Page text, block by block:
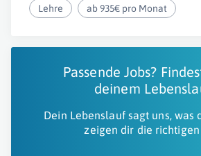
Lehre ab 935€ pro Monat
Passende Jobs?
deinem
Dein Lebenslauf sagt uns, was
zeigen dir die richtigen